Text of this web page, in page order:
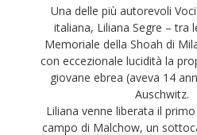
Una delle più autorevoli
italiana, Liliana Segre – tra
Memoriale della Shoah di
con eccezionale lucidità la
giovane ebrea (aveva 14
Auschwitz.
Liliana venne liberata il
campo di Malchow, un